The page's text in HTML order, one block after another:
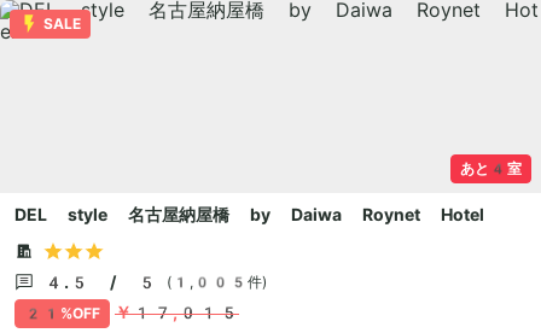
SALE
あと4室
DEL style 名古屋納屋橋 by Daiwa Roynet Hotel
4.5 / 5
(1,005件)
21%OFF
￥17,015